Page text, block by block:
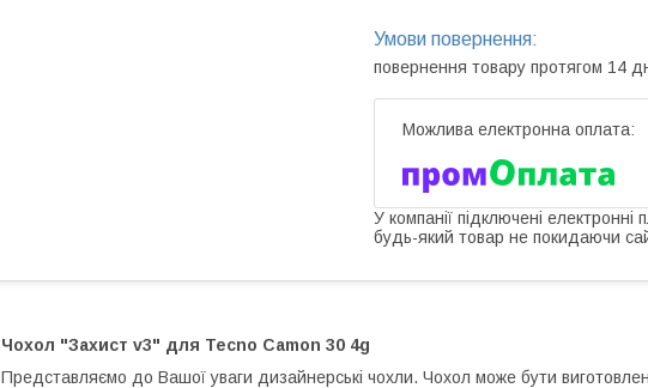
повернення товару протягом 14
У компанії підключені
будь-який товар не покидаючи
Чохол "Захист v3" для Tecno Camon 30 4g
Представляємо до Вашої уваги дизайнерські чохли. Чохол може бути